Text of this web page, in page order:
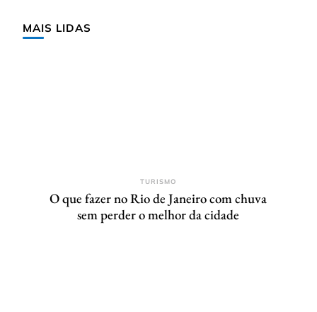
MAIS LIDAS
TURISMO
O que fazer no Rio de Janeiro com chuva
sem perder o melhor da cidade